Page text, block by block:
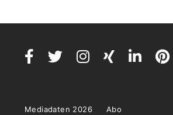
Mediadaten 2026 Abo